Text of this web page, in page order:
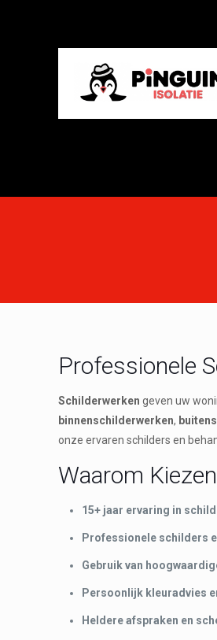
Professionele
Schilderwerken geven uw
binnenschilderwerken,
onze ervaren schilders en
Waarom
15+ jaar ervaring in
Professionele schilders
Gebruik van
Persoonlijk kleuradvies
Heldere afspraken en